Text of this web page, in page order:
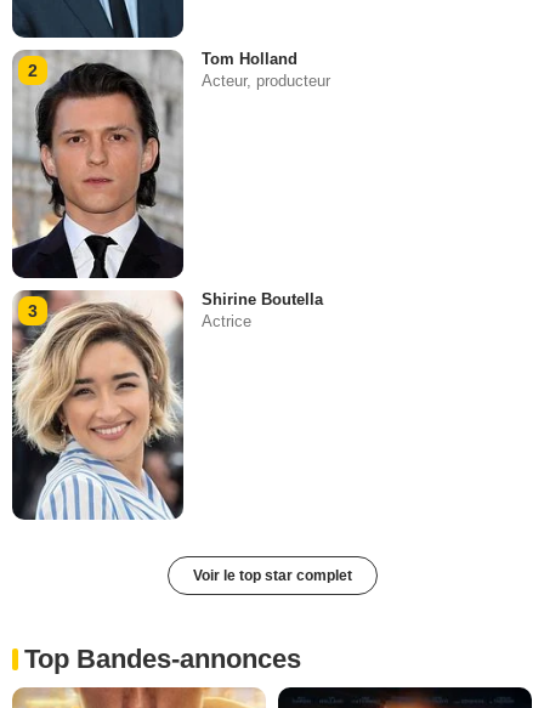
2
Tom Holland
Acteur, producteur
3
Shirine Boutella
Actrice
Voir le top star complet
Top Bandes-annonces